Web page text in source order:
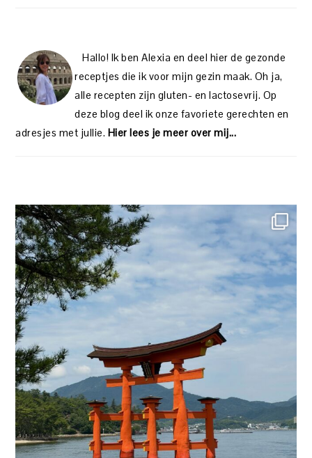
Hallo! Ik ben Alexia en deel hier de gezonde
receptjes die ik voor mijn gezin maak. Oh ja,
alle recepten zijn gluten- en lactosevrij. Op
deze blog deel ik onze favoriete gerechten en
adresjes met jullie. Hier lees je meer over mij...